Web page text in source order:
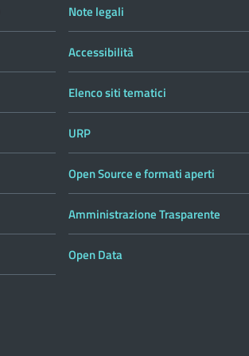
Note legali
Accessibilità
Elenco siti tematici
URP
Open Source e formati aperti
Amministrazione Trasparente
Open Data